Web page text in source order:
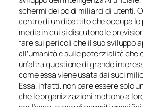
schermi dei pc di miliardi di utenti.
centro di un dibattito che occupa le
media in cui si discutono le
fare sui pericoli che il suo sviluppo
all’umanità e sulle potenzialità che
un’altra questione di grande
come essa viene usata dai suoi
Essa, infatti, non pare essere solo
che le organizzazioni mettono a